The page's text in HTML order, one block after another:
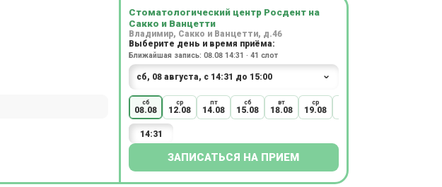
Стоматологический центр Росдент на
Сакко и Ванцетти
Владимир, Сакко и Ванцетти, д.46
Выберите день и время приёма:
Ближайшая запись: 08.08 14:31 · 41 слот
сб
08.08
ср
12.08
пт
14.08
сб
15.08
вт
18.08
ср
19.08
14:31
ЗАПИСАТЬСЯ НА ПРИЕМ